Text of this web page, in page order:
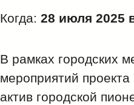
Когда: 28 июля 2025
В рамках городских
мероприятий
актив городской